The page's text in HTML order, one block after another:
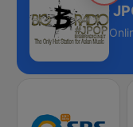
Big B Radio -